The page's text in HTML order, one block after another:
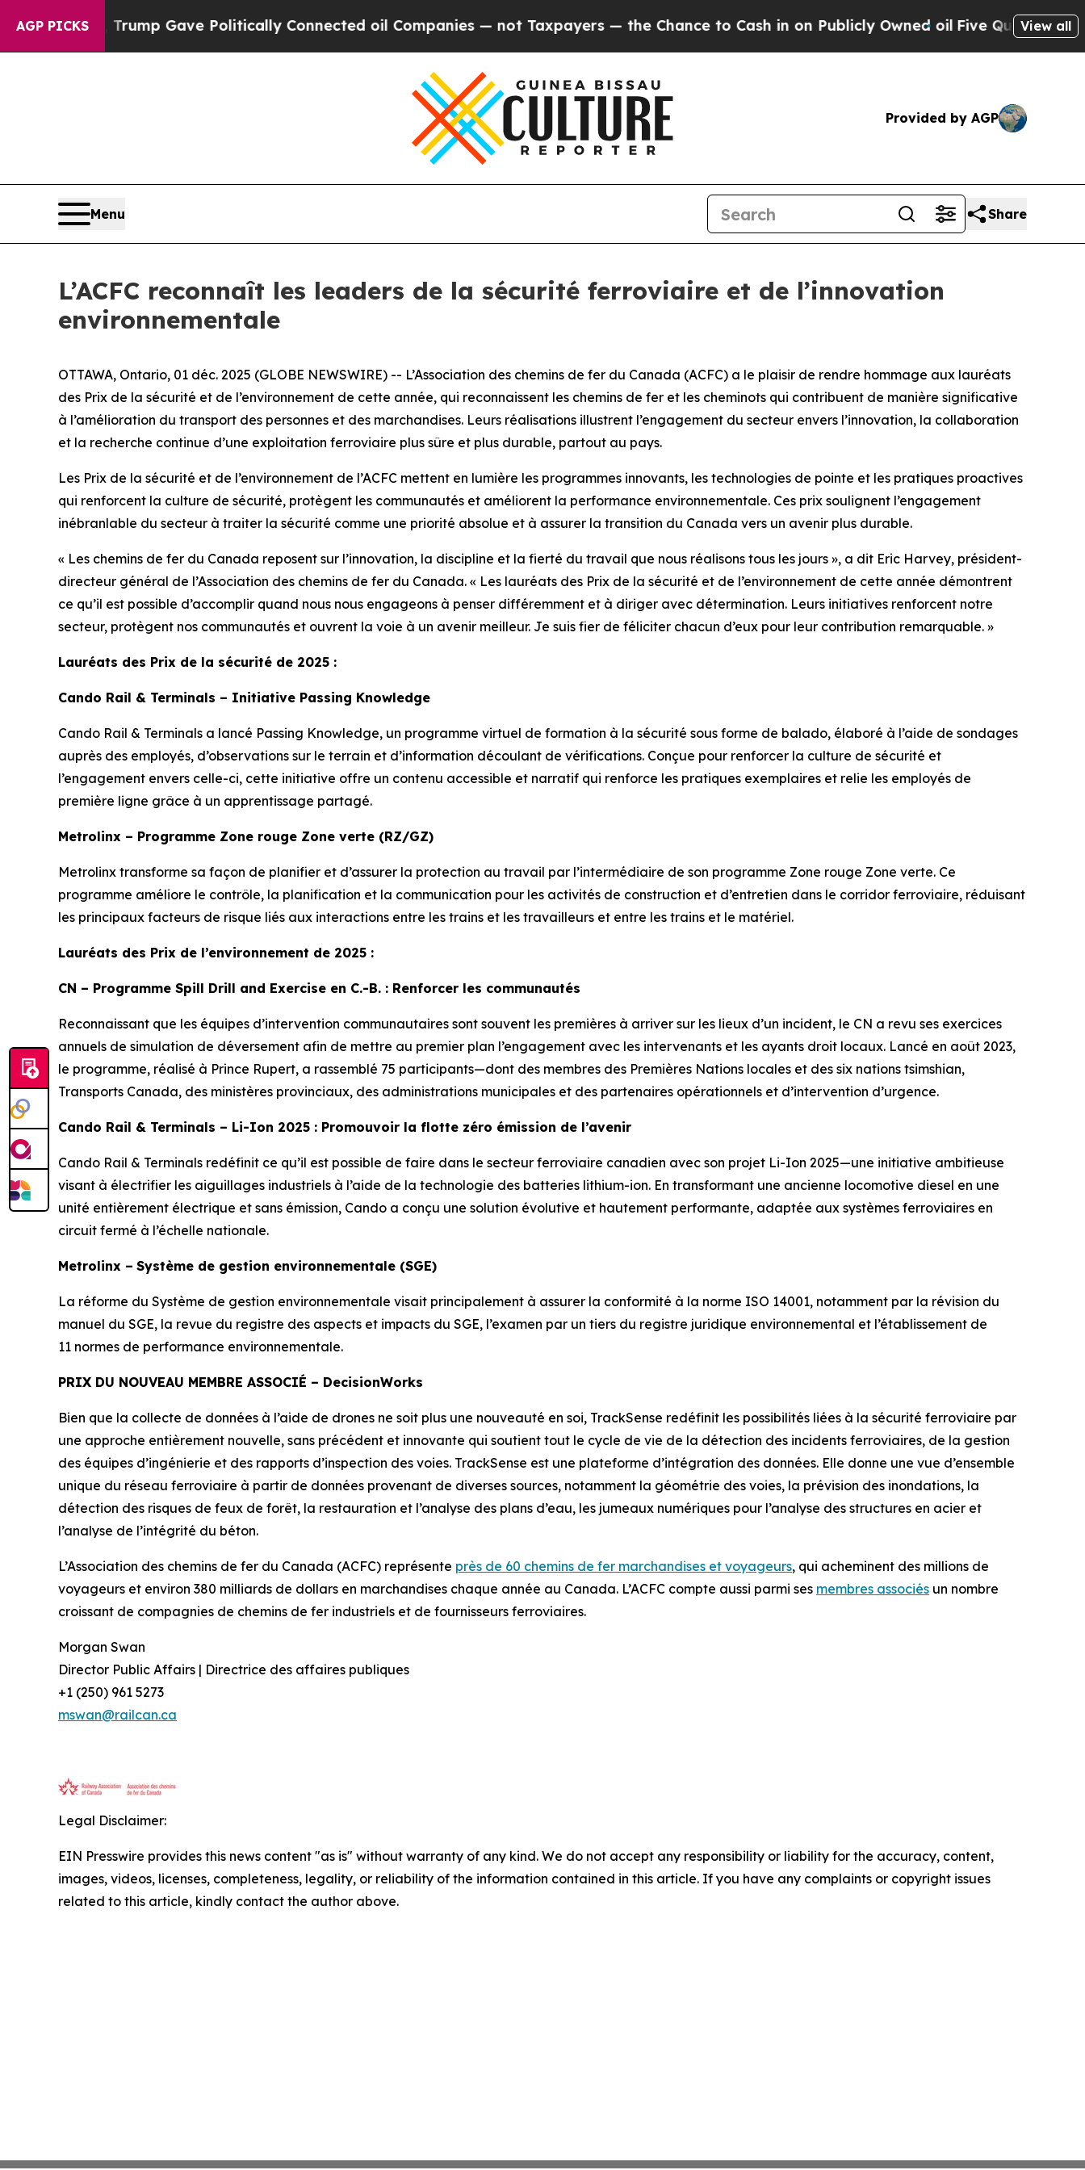
AGP PICKS
Trump Gave Politically Connected oil Companies — not Taxpayers — the Chance to Cash in on Publicly Owned oilFive Questions the US
View all
Provided by AGP
Menu Share
L’ACFC reconnaît les leaders de la sécurité ferroviaire et de l’innovation
environnementale
OTTAWA, Ontario, 01 déc. 2025 (GLOBE NEWSWIRE) -- L’Association des chemins de fer du Canada (ACFC) a le plaisir de rendre hommage aux lauréats
des Prix de la sécurité et de l’environnement de cette année, qui reconnaissent les chemins de fer et les cheminots qui contribuent de manière significative
à l’amélioration du transport des personnes et des marchandises. Leurs réalisations illustrent l’engagement du secteur envers l’innovation, la collaboration
et la recherche continue d’une exploitation ferroviaire plus sûre et plus durable, partout au pays.
Les Prix de la sécurité et de l’environnement de l’ACFC mettent en lumière les programmes innovants, les technologies de pointe et les pratiques proactives
qui renforcent la culture de sécurité, protègent les communautés et améliorent la performance environnementale. Ces prix soulignent l’engagement
inébranlable du secteur à traiter la sécurité comme une priorité absolue et à assurer la transition du Canada vers un avenir plus durable.
« Les chemins de fer du Canada reposent sur l’innovation, la discipline et la fierté du travail que nous réalisons tous les jours », a dit Eric Harvey, président-
directeur général de l’Association des chemins de fer du Canada. « Les lauréats des Prix de la sécurité et de l’environnement de cette année démontrent
ce qu’il est possible d’accomplir quand nous nous engageons à penser différemment et à diriger avec détermination. Leurs initiatives renforcent notre
secteur, protègent nos communautés et ouvrent la voie à un avenir meilleur. Je suis fier de féliciter chacun d’eux pour leur contribution remarquable. »
Lauréats des Prix de la sécurité de 2025 :
Cando Rail & Terminals – Initiative Passing Knowledge
Cando Rail & Terminals a lancé Passing Knowledge, un programme virtuel de formation à la sécurité sous forme de balado, élaboré à l’aide de sondages
auprès des employés, d’observations sur le terrain et d’information découlant de vérifications. Conçue pour renforcer la culture de sécurité et
l’engagement envers celle-ci, cette initiative offre un contenu accessible et narratif qui renforce les pratiques exemplaires et relie les employés de
première ligne grâce à un apprentissage partagé.
Metrolinx – Programme Zone rouge Zone verte (RZ/GZ)
Metrolinx transforme sa façon de planifier et d’assurer la protection au travail par l’intermédiaire de son programme Zone rouge Zone verte. Ce
programme améliore le contrôle, la planification et la communication pour les activités de construction et d’entretien dans le corridor ferroviaire, réduisant
les principaux facteurs de risque liés aux interactions entre les trains et les travailleurs et entre les trains et le matériel.
Lauréats des Prix de l’environnement de 2025 :
CN – Programme Spill Drill and Exercise en C.-B. : Renforcer les communautés
Reconnaissant que les équipes d’intervention communautaires sont souvent les premières à arriver sur les lieux d’un incident, le CN a revu ses exercices
annuels de simulation de déversement afin de mettre au premier plan l’engagement avec les intervenants et les ayants droit locaux. Lancé en août 2023,
le programme, réalisé à Prince Rupert, a rassemblé 75 participants—dont des membres des Premières Nations locales et des six nations tsimshian,
Transports Canada, des ministères provinciaux, des administrations municipales et des partenaires opérationnels et d’intervention d’urgence.
Cando Rail & Terminals – Li-Ion 2025 : Promouvoir la flotte zéro émission de l’avenir
Cando Rail & Terminals redéfinit ce qu’il est possible de faire dans le secteur ferroviaire canadien avec son projet Li-Ion 2025—une initiative ambitieuse
visant à électrifier les aiguillages industriels à l’aide de la technologie des batteries lithium-ion. En transformant une ancienne locomotive diesel en une
unité entièrement électrique et sans émission, Cando a conçu une solution évolutive et hautement performante, adaptée aux systèmes ferroviaires en
circuit fermé à l’échelle nationale.
Metrolinx – Système de gestion environnementale (SGE)
La réforme du Système de gestion environnementale visait principalement à assurer la conformité à la norme ISO 14001, notamment par la révision du
manuel du SGE, la revue du registre des aspects et impacts du SGE, l’examen par un tiers du registre juridique environnemental et l’établissement de
11 normes de performance environnementale.
PRIX DU NOUVEAU MEMBRE ASSOCIÉ – DecisionWorks
Bien que la collecte de données à l’aide de drones ne soit plus une nouveauté en soi, TrackSense redéfinit les possibilités liées à la sécurité ferroviaire par
une approche entièrement nouvelle, sans précédent et innovante qui soutient tout le cycle de vie de la détection des incidents ferroviaires, de la gestion
des équipes d’ingénierie et des rapports d’inspection des voies. TrackSense est une plateforme d’intégration des données. Elle donne une vue d’ensemble
unique du réseau ferroviaire à partir de données provenant de diverses sources, notamment la géométrie des voies, la prévision des inondations, la
détection des risques de feux de forêt, la restauration et l’analyse des plans d’eau, les jumeaux numériques pour l’analyse des structures en acier et
l’analyse de l’intégrité du béton.
L’Association des chemins de fer du Canada (ACFC) représente près de 60 chemins de fer marchandises et voyageurs, qui acheminent des millions de
voyageurs et environ 380 milliards de dollars en marchandises chaque année au Canada. L’ACFC compte aussi parmi ses membres associés un nombre
croissant de compagnies de chemins de fer industriels et de fournisseurs ferroviaires.
Morgan Swan
Director Public Affairs | Directrice des affaires publiques
+1 (250) 961 5273
mswan@railcan.ca
Legal Disclaimer:
EIN Presswire provides this news content "as is" without warranty of any kind. We do not accept any responsibility or liability for the accuracy, content,
images, videos, licenses, completeness, legality, or reliability of the information contained in this article. If you have any complaints or copyright issues
related to this article, kindly contact the author above.